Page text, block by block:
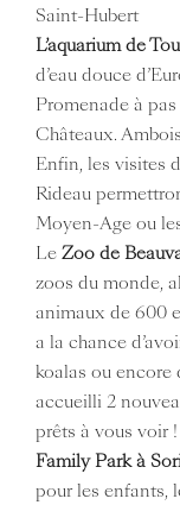
Saint-Hubert
L’aquarium de
d’eau douce
Promenade à
Châteaux.
Enfin, les visites
Rideau
Moyen-Age ou
Le Zoo de
zoos du monde,
animaux de 600
a la chance
koalas ou encore
accueilli 2
prêts à vous voir !
Family Park à
pour les enfants,